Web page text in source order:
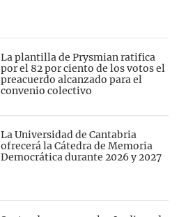
La plantilla de Prysmian ratifica
por el 82 por ciento de los votos el
preacuerdo alcanzado para el
convenio colectivo
La Universidad de Cantabria
ofrecerá la Cátedra de Memoria
Democrática durante 2026 y 2027